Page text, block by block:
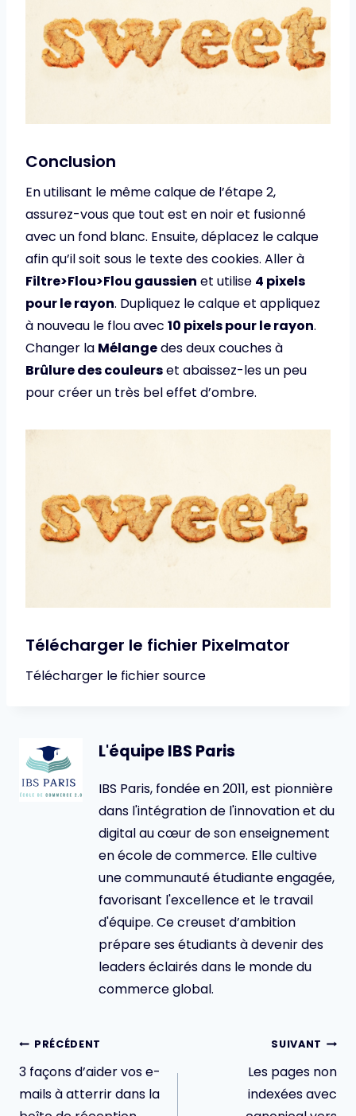
Conclusion
En utilisant le même calque de l’étape 2,
assurez-vous que tout est en noir et fusionné
avec un fond blanc. Ensuite, déplacez le calque
afin qu’il soit sous le texte des cookies. Aller à
Filtre>Flou>Flou gaussien et utilise 4 pixels
pour le rayon. Dupliquez le calque et appliquez
à nouveau le flou avec 10 pixels pour le rayon.
Changer la Mélangedes deux couches à
Brûlure des couleurset abaissez-les un peu
pour créer un très bel effet d’ombre.
Télécharger le fichier Pixelmator
Télécharger le fichier source
L'équipe IBS Paris
IBS Paris, fondée en 2011, est pionnière
dans l'intégration de l'innovation et du
digital au cœur de son enseignement
en école de commerce. Elle cultive
une communauté étudiante engagée,
favorisant l'excellence et le travail
d'équipe. Ce creuset d’ambition
prépare ses étudiants à devenir des
leaders éclairés dans le monde du
commerce global.
Navigation
de
l’article
PRÉCÉDENT
3 façons d’aider vos e-
mails à atterrir dans la
SUIVANT
Les pages non
indexées avec